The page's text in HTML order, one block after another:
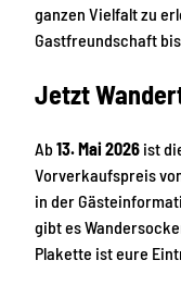
ganzen Vielfalt zu
Gastfreundschaft
Jetzt
Ab 13. Mai 2026 ist
Vorverkaufspreis
in der
gibt es
Plakette ist eure